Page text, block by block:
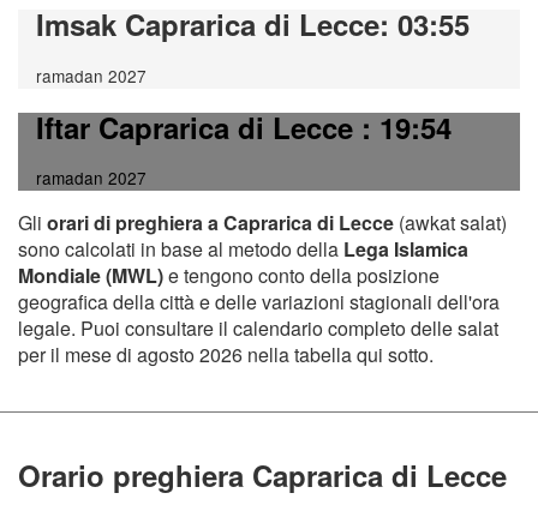
Imsak Caprarica di Lecce: 03:55
ramadan 2027
Iftar Caprarica di Lecce: 19:54
ramadan 2027
Gli orari di preghiera a Caprarica di Lecce (awkat salat)
sono calcolati in base al metodo della Lega Islamica
Mondiale (MWL)e tengono conto della posizione
geografica della città e delle variazioni stagionali dell'ora
legale. Puoi consultare il calendario completo delle salat
per il mese di agosto 2026 nella tabella qui sotto.
Orario preghiera Caprarica di Lecce